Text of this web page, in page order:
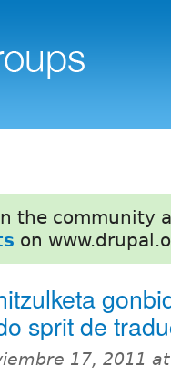
the community
on
sprit de
17, 2011